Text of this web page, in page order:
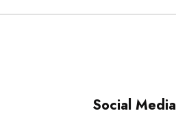
Social Media